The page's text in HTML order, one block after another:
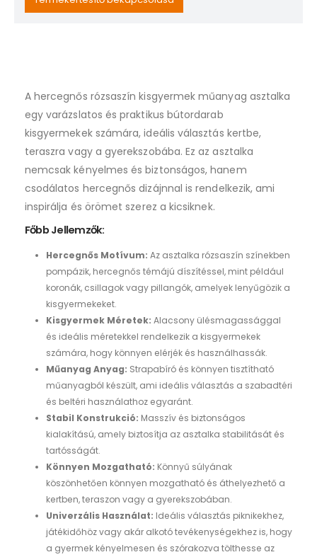
address
for
product
A hercegnős rózsaszín kisgyermek műanyag asztalka
egy varázslatos és praktikus bútordarab
kisgyermekek számára, ideális választás kertbe,
teraszra vagy a gyerekszobába. Ez az asztalka
nemcsak kényelmes és biztonságos, hanem
csodálatos hercegnős dizájnnal is rendelkezik, ami
inspirálja és örömet szerez a kicsiknek.
Főbb Jellemzők:
Hercegnős Motívum: Az asztalka rózsaszín színekben
pompázik, hercegnős témájú díszítéssel, mint például
koronák, csillagok vagy pillangók, amelyek lenyűgözik a
kisgyermekeket.
Kisgyermek Méretek: Alacsony ülésmagassággal
és ideális méretekkel rendelkezik a kisgyermekek
számára, hogy könnyen elérjék és használhassák.
Műanyag Anyag: Strapabíró és könnyen tisztítható
műanyagból készült, ami ideális választás a szabadtéri
és beltéri használathoz egyaránt.
Stabil Konstrukció: Masszív és biztonságos
kialakítású, amely biztosítja az asztalka stabilitását és
tartósságát.
Könnyen Mozgatható: Könnyű súlyának
köszönhetően könnyen mozgatható és áthelyezhető a
kertben, teraszon vagy a gyerekszobában.
Univerzális Használat: Ideális választás piknikekhez,
játékidőhöz vagy akár alkotó tevékenységekhez is, hogy
a gyermek kényelmesen és szórakozva tölthesse az